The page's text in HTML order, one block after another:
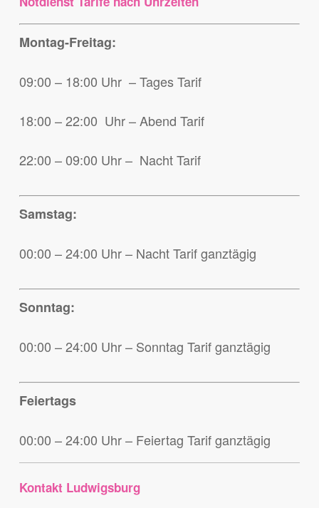
Montag-Freitag:
09:00 – 18:00 Uhr – Tages Tarif
18:00 – 22:00 Uhr – Abend Tarif
22:00 – 09:00 Uhr – Nacht Tarif
Samstag:
00:00 – 24:00 Uhr – Nacht Tarif ganztägig
Sonntag:
00:00 – 24:00 Uhr – Sonntag Tarif ganztägig
Feiertags
00:00 – 24:00 Uhr – Feiertag Tarif ganztägig
Kontakt Ludwigsburg